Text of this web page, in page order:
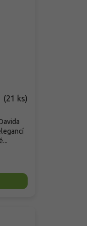
(21 ks)